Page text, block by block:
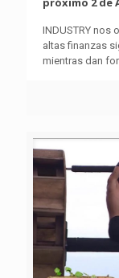
INDUSTRY nos
altas finanzas
mientras dan